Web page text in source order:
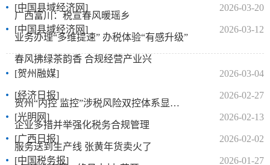
广西富川：税宣春风暖瑶乡
2026-03-20
[中国县域经济网]
业务办理“多维提速” 办税体验“有感升级”
2026-03-12
[中国县域经济网]
春风拂绿茶韵香 合规经营产业兴
2026-03-04
[贺州融媒]
贺州“内控 监控”涉税风险双控体系显成效
2026-02-27
[经济日报]
企业多措并举强化税务合规管理
2026-02-13
[光明网]
服务送到生产线 张黄年货卖火了
2026-02-02
[广西日报]
2026-01-27
[中国税务报]